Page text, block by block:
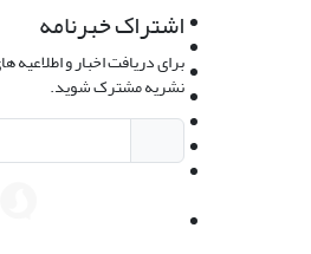
اشتراک خبرنامه
برای دریافت اخبار و
نشریه مشترک شوید.